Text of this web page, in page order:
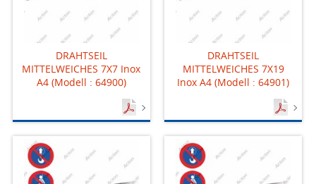
DRAHTSEIL
MITTELWEICHES 7X7 Inox
A4 (Modell : 64900)
DRAHTSEIL
MITTELWEICHES 7X19
Inox A4 (Modell : 64901)